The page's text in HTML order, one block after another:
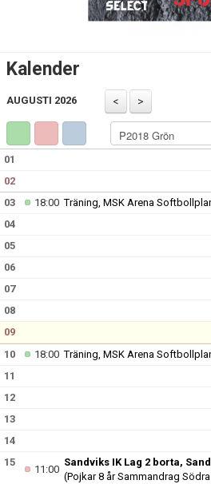
BILDGALLERI
DOKUMENT
KONTAKT
Kalender
AUGUSTI 2026
01
02
03 18:00Träning, MSK Arena
04
05
06
07
08
09
10 18:00Träning, MSK Arena
11
12
13
14
15
11:00
Sandviks IK Lag 2 borta,
(Pojkar 8 år Sammandrag